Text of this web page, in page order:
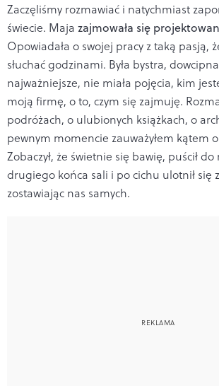
Zaczęliśmy rozmawiać i natychmiast
świecie. Maja zajmowała się
Opowiadała o swojej pracy z taką pasją,
słuchać godzinami. Była bystra,
najważniejsze, nie miała pojęcia, kim
moją firmę, o to, czym się zajmuję.
podróżach, o ulubionych książkach, o
pewnym momencie zauważyłem kątem
Zobaczył, że świetnie się bawię, puścił
drugiego końca sali i po cichu ulotnił się
zostawiając nas samych.